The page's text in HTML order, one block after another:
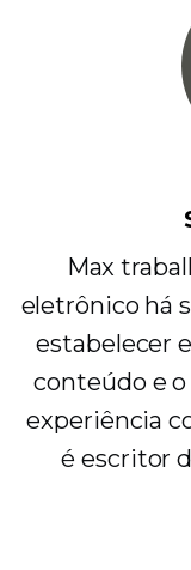
Max
eletrônico há
estabelecer
conteúdo e o
experiência
é escritor